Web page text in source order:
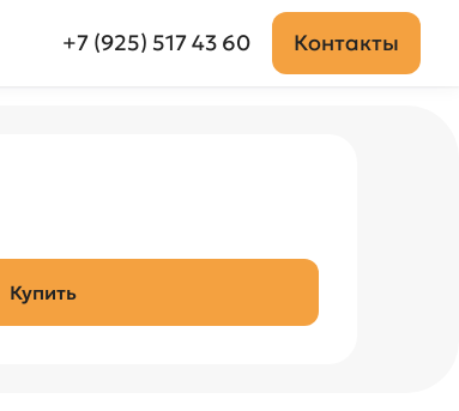
+7 (925) 517 43 60 Контакты
Купить